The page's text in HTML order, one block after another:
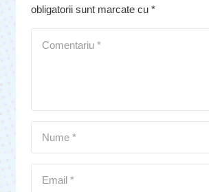
obligatorii sunt marcate cu *